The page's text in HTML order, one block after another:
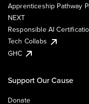
Apprenticeship Pathway
NEXT
Responsible AI
Tech Collabs
GHC
Support Our Cause
Donate